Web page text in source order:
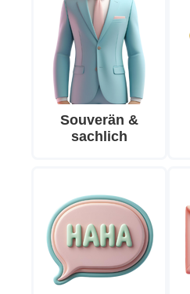
Souverän &
sachlich